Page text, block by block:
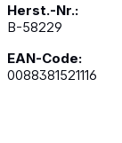
Herst.-Nr.:
B-58229
EAN-Code:
0088381521116